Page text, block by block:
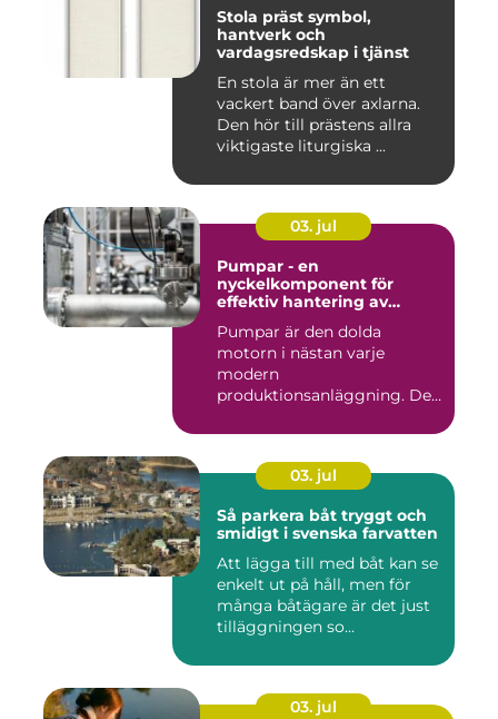
Stola präst symbol,
hantverk och
vardagsredskap i tjänst
En stola är mer än ett
vackert band över axlarna.
Den hör till prästens allra
viktigaste liturgiska ...
03. jul
Pumpar - en
nyckelkomponent för
effektiv hantering av
Pumpar är den dolda
motorn i nästan varje
modern
produktionsanläggning. De
03. jul
Så parkera båt tryggt och
smidigt i svenska farvatten
Att lägga till med båt kan se
enkelt ut på håll, men för
många båtägare är det just
tilläggningen so...
03. jul